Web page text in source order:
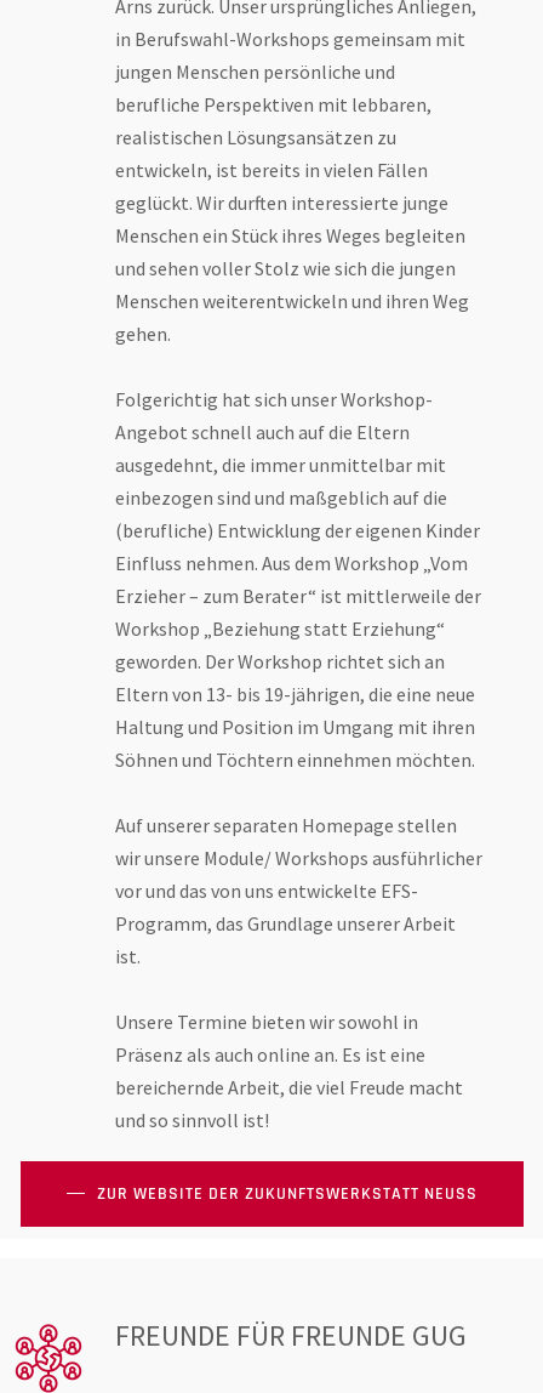
Arns zurück. Unser ursprüngliches Anliegen,
in Berufswahl-Workshops gemeinsam mit
jungen Menschen persönliche und
berufliche Perspektiven mit lebbaren,
realistischen Lösungsansätzen zu
entwickeln, ist bereits in vielen Fällen
geglückt. Wir durften interessierte junge
Menschen ein Stück ihres Weges begleiten
und sehen voller Stolz wie sich die jungen
Menschen weiterentwickeln und ihren Weg
gehen.
Folgerichtig hat sich unser Workshop-
Angebot schnell auch auf die Eltern
ausgedehnt, die immer unmittelbar mit
einbezogen sind und maßgeblich auf die
(berufliche) Entwicklung der eigenen Kinder
Einfluss nehmen. Aus dem Workshop „Vom
Erzieher – zum Berater“ ist mittlerweile der
Workshop „Beziehung statt Erziehung“
geworden. Der Workshop richtet sich an
Eltern von 13- bis 19-jährigen, die eine neue
Haltung und Position im Umgang mit ihren
Söhnen und Töchtern einnehmen möchten.
Auf unserer separaten Homepage stellen
wir unsere Module/ Workshops ausführlicher
vor und das von uns entwickelte EFS-
Programm, das Grundlage unserer Arbeit
ist.
Unsere Termine bieten wir sowohl in
Präsenz als auch online an. Es ist eine
bereichernde Arbeit, die viel Freude macht
und so sinnvoll ist!
ZUR WEBSITE DER ZUKUNFTSWERKSTATT NEUSS
FREUNDE FÜR FREUNDE GUG